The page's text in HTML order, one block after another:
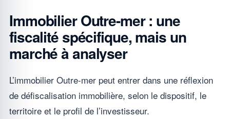
Immobilier Outre-mer : une
fiscalité spécifique, mais un
marché à analyser
L’immobilier Outre-mer peut entrer dans une réflexion
de défiscalisation immobilière, selon le dispositif, le
territoire et le profil de l’investisseur.